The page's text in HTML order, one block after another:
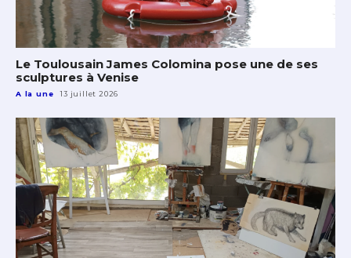
Le Toulousain James Colomina pose une de ses
sculptures à Venise
A la une 13 juillet 2026